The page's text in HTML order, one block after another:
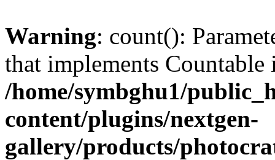
Warning: count():
that implements Countable
/home/symbghu1/
content/plugins/nextgen-
gallery/products/